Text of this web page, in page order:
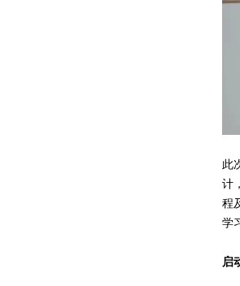
此
计
程
学
启